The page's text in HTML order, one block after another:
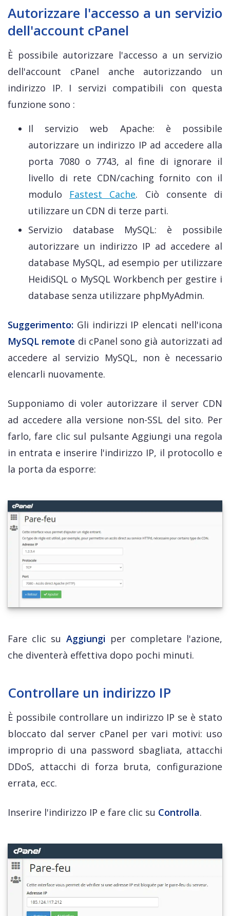
Autorizzare l'accesso a un servizio
dell'account cPanel
È possibile autorizzare l'accesso a un servizio
dell'account cPanel anche autorizzando un
indirizzo IP. I servizi compatibili con questa
funzione sono :
Il servizio web Apache: è possibile
autorizzare un indirizzo IP ad accedere alla
porta 7080 o 7743, al fine di ignorare il
livello di rete CDN/caching fornito con il
modulo Fastest Cache. Ciò consente di
utilizzare un CDN di terze parti.
Servizio database MySQL: è possibile
autorizzare un indirizzo IP ad accedere al
database MySQL, ad esempio per utilizzare
HeidiSQL o MySQL Workbench per gestire i
database senza utilizzare phpMyAdmin.
Suggerimento: Gli indirizzi IP elencati nell'icona
MySQL remote di cPanel sono già autorizzati ad
accedere al servizio MySQL, non è necessario
elencarli nuovamente.
Supponiamo di voler autorizzare il server CDN
ad accedere alla versione non-SSL del sito. Per
farlo, fare clic sul pulsante Aggiungi una regola
in entrata e inserire l'indirizzo IP, il protocollo e
la porta da esporre:
Fare clic su Aggiungi per completare l'azione,
che diventerà effettiva dopo pochi minuti.
Controllare un indirizzo IP
È possibile controllare un indirizzo IP se è stato
bloccato dal server cPanel per vari motivi: uso
improprio di una password sbagliata, attacchi
DDoS, attacchi di forza bruta, configurazione
errata, ecc.
Inserire l'indirizzo IP e fare clic su Controlla.